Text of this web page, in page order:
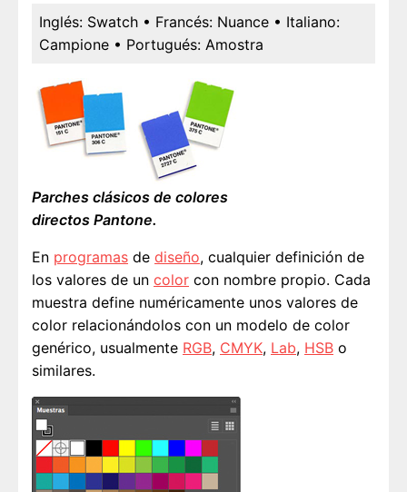
Inglés: Swatch • Francés: Nuance • Italiano:
Campione • Portugués: Amostra
Parches clásicos de colores
directos Pantone.
En programas de diseño, cualquier definición de
los valores de un color con nombre propio. Cada
muestra define numéricamente unos valores de
color relacionándolos con un modelo de color
genérico, usualmente RGB, CMYK, Lab, HSB o
similares.